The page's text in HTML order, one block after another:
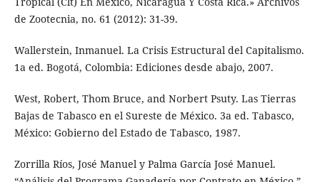
de Zootecnia, no. 61 (2012): 31-39.
Wallerstein, Inmanuel. La Crisis Estructural del Capitalismo.
1a ed. Bogotá, Colombia: Ediciones desde abajo, 2007.
West, Robert, Thom Bruce, and Norbert Psuty. Las Tierras
Bajas de Tabasco en el Sureste de México. 3a ed. Tabasco,
México: Gobierno del Estado de Tabasco, 1987.
Zorrilla Ríos, José Manuel y Palma García José Manuel.